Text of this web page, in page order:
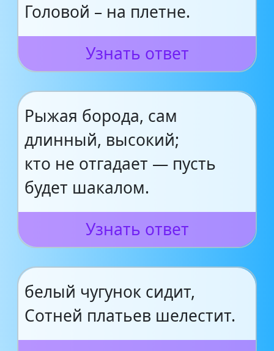
Головой – на плетне.
Узнать ответ
Рыжая борода, сам
длинный, высокий;
кто не отгадает — пусть
будет шакалом.
Узнать ответ
белый чугунок сидит,
Сотней платьев шелестит.